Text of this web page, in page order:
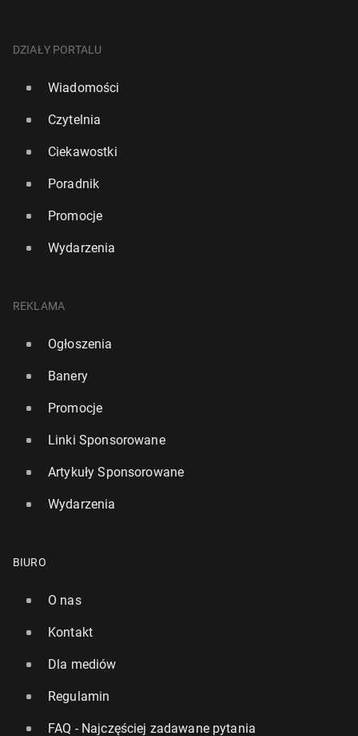
DZIAŁY PORTALU
Wiadomości
Czytelnia
Ciekawostki
Poradnik
Promocje
Wydarzenia
REKLAMA
Ogłoszenia
Banery
Promocje
Linki Sponsorowane
Artykuły Sponsorowane
Wydarzenia
BIURO
O nas
Kontakt
Dla mediów
Regulamin
FAQ - Najczęściej zadawane pytania